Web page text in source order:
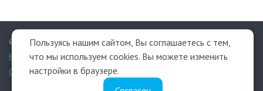
Пользуясь нашим сайтом, Вы соглашаетесь с тем,
что мы используем cookies. Вы можете изменить
настройки в браузере.
© 2009–2026 СК «Терекс»
КАРТА САЙТА - ДЛЯ ТЕХ КТО ИЩЕТ ЧТО-ТО ОСОБЕННОЕ.
Обработка персональных данных